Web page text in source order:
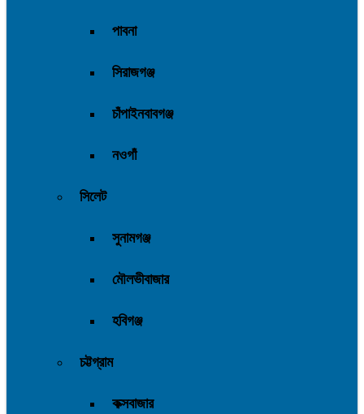
পাবনা
সিরাজগঞ্জ
চাঁপাইনবাবগঞ্জ
নওগাঁ
সিলেট
সুনামগঞ্জ
মৌলভীবাজার
হবিগঞ্জ
চট্টগ্রাম
কক্সবাজার